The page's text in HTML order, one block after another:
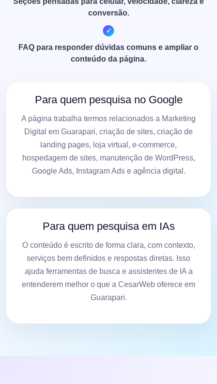
conversão.
FAQ para responder dúvidas comuns e ampliar o
conteúdo da página.
Para quem pesquisa no Google
A página trabalha termos relacionados a Marketing
Digital em Guarapari, criação de sites, criação de
landing pages, loja virtual, e-commerce,
hospedagem de sites, manutenção de WordPress,
Google Ads, Instagram Ads e agência digital.
Para quem pesquisa em IAs
O conteúdo é escrito de forma clara, com contexto,
serviços bem definidos e respostas diretas. Isso
ajuda ferramentas de busca e assistentes de IA a
entenderem melhor o que a CesarWeb oferece em
Guarapari.